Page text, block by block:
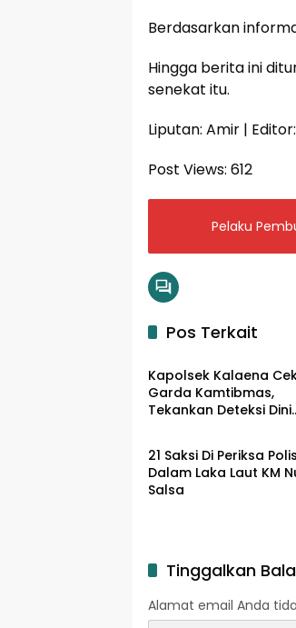
Berdasarkan
Hingga berita ini
senekat itu.
Liputan: Amir |
Post Views: 612
Pelaku
Pos Terkait
Input Hukrim
Kapolsek Kalaena
Garda Kamtibmas,
Tekankan Deteksi Dini
Input Hukrim
21 Saksi Di Periksa
Dalam Laka Laut KM
Salsa
Tinggalkan
Alamat email Anda